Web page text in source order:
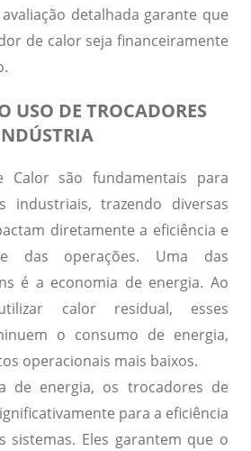
detalhada garante que
de calor seja financeiramente
USO DE TROCADORES
Calor são fundamentais para
industriais, trazendo diversas
diretamente a eficiência e
das operações. Uma das
é a economia de energia. Ao
calor residual, esses
o consumo de energia,
operacionais mais baixos.
de energia, os trocadores de
para a eficiência
sistemas. Eles garantem que o